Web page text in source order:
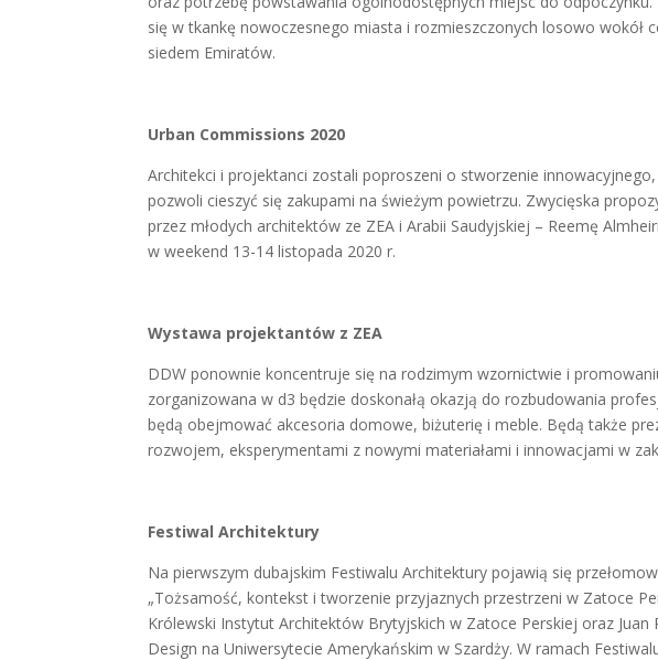
się w tkankę nowoczesnego miasta i rozmieszczonych losowo wokół
siedem Emiratów.
Urban Commissions 2020
Architekci i projektanci zostali poproszeni o stworzenie
pozwoli cieszyć się zakupami na świeżym powietrzu. Zwycięska
przez młodych architektów ze ZEA i Arabii Saudyjskiej – Reemę
w weekend 13-14 listopada 2020 r.
Wystawa projektantów z ZEA
DDW ponownie koncentruje się na rodzimym wzornictwie i
zorganizowana w d3 będzie doskonałą okazją do rozbudowania
będą obejmować akcesoria domowe, biżuterię i meble. Będą także
rozwojem, eksperymentami z nowymi materiałami i innowacjami w
Festiwal Architektury
Na pierwszym dubajskim Festiwalu Architektury pojawią się
„Tożsamość, kontekst i tworzenie przyjaznych przestrzeni w Zatoce
Królewski Instytut Architektów Brytyjskich w Zatoce Perskiej oraz
Design na Uniwersytecie Amerykańskim w Szardży. W ramach